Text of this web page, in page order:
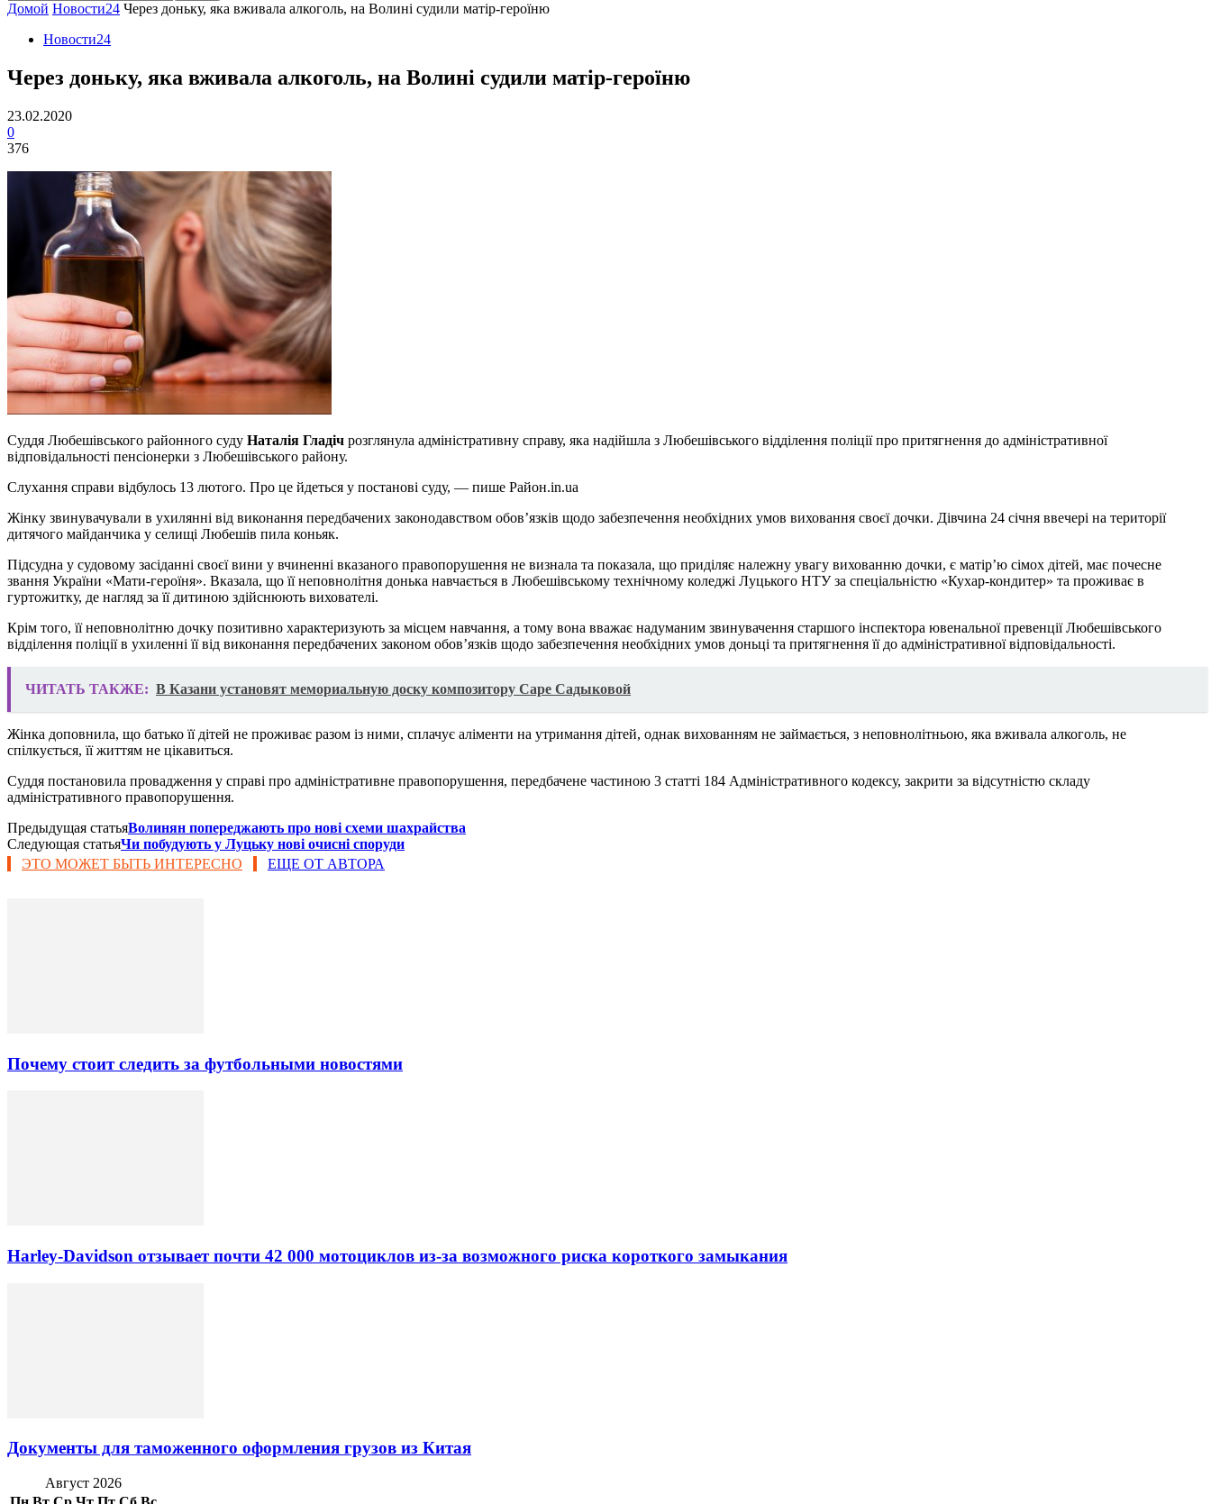
Домой Новости24 Через доньку, яка вживала алкоголь, на Волині судили матір-героїню
Новости24
Через доньку, яка вживала алкоголь, на Волині судили матір-героїню
23.02.2020
0
376
Суддя Любешівського районного суду Наталія Гладіч розглянула адміністративну справу, яка надійшла з Любешівського відділення поліції про притягнення до адміністративної
відповідальності пенсіонерки з Любешівського району.
Слухання справи відбулось 13 лютого. Про це йдеться у постанові суду, — пише Pайон.in.ua
Жінку звинувачували в ухилянні від виконання передбачених законодавством обов’язків щодо забезпечення необхідних умов виховання своєї дочки. Дівчина 24 січня ввечері на території
дитячого майданчика у селищі Любешів пила коньяк.
Підсудна у судовому засіданні своєї вини у вчиненні вказаного правопорушення не визнала та показала, що приділяє належну увагу вихованню дочки, є матір’ю сімох дітей, має почесне
звання України «Мати-героїня». Вказала, що її неповнолітня донька навчається в Любешівському технічному коледжі Луцького НТУ за спеціальністю «Кухар-кондитер» та проживає в
гуртожитку, де нагляд за її дитиною здійснюють вихователі.
Крім того, її неповнолітню дочку позитивно характеризують за місцем навчання, а тому вона вважає надуманим звинувачення старшого інспектора ювенальної превенції Любешівського
відділення поліції в ухиленні її від виконання передбачених законом обов’язків щодо забезпечення необхідних умов доньці та притягнення її до адміністративної відповідальності.
ЧИТАТЬ ТАКЖЕ: В Казани установят мемориальную доску композитору Саре Садыковой
Жінка доповнила, що батько її дітей не проживає разом із ними, сплачує аліменти на утримання дітей, однак вихованням не займається, з неповнолітньою, яка вживала алкоголь, не
спілкується, її життям не цікавиться.
Суддя постановила провадження у справі про адміністративне правопорушення, передбачене частиною 3 статті 184 Адміністративного кодексу, закрити за відсутністю складу
адміністративного правопорушення.
Предыдущая статьяВолинян попереджають про нові схеми шахрайства
Следующая статьяЧи побудують у Луцьку нові очисні споруди
ЭТО МОЖЕТ БЫТЬ ИНТЕРЕСНО
ЕЩЕ ОТ АВТОРА
Почему стоит следить за футбольными новостями
Harley-Davidson отзывает почти 42 000 мотоциклов из-за возможного риска короткого замыкания
Документы для таможенного оформления грузов из Китая
Август 2026